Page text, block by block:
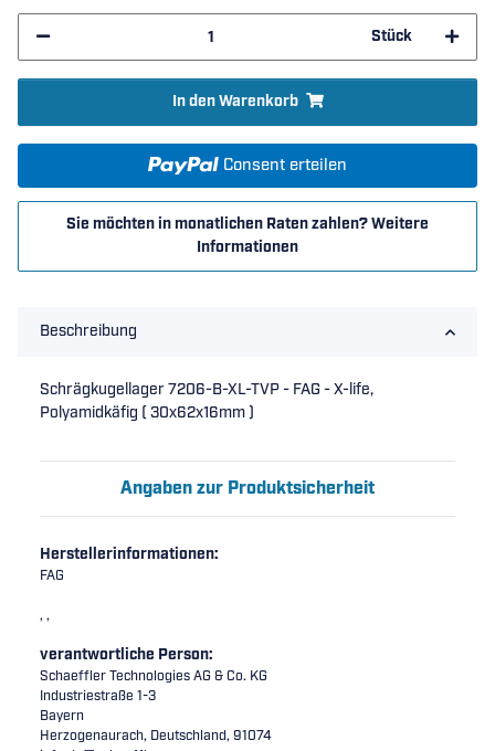
Stück
In den Warenkorb
Consent erteilen
Sie möchten in monatlichen Raten zahlen?Weitere
Informationen
Beschreibung
Schrägkugellager 7206-B-XL-TVP - FAG - X-life,
Polyamidkäfig ( 30x62x16mm )
Angaben zur Produktsicherheit
Herstellerinformationen:
FAG
, ,
verantwortliche Person:
Schaeffler Technologies AG & Co. KG
Industriestraße 1-3
Bayern
Herzogenaurach, Deutschland, 91074